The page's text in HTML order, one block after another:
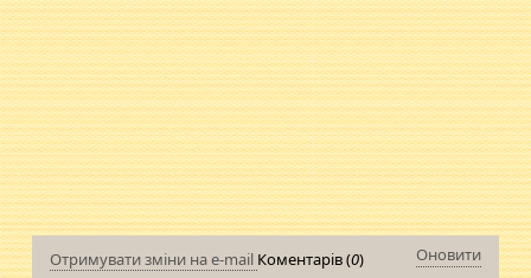
Отримувати зміни на e-mail Коментарів (0)
Оновити